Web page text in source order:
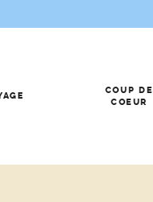
COUP DE
COEUR